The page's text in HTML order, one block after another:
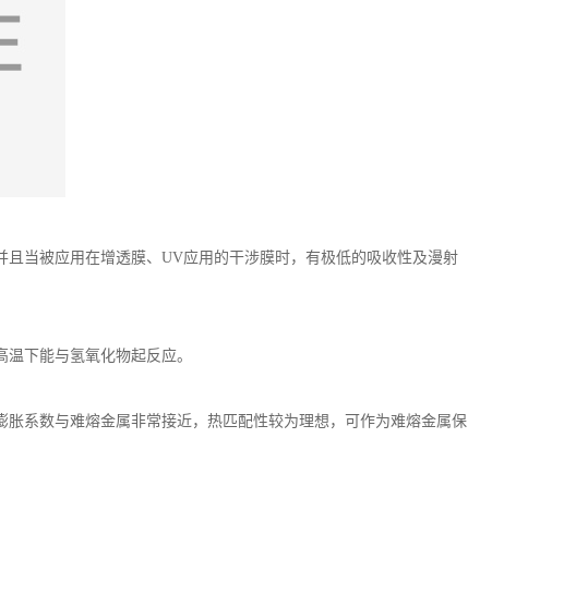
当被应用在增透膜、 UV应用的干涉膜时，有极低的吸收性及漫射
下能与氢氧化物起反应。
系数与难熔金属非常接近，热匹配性较为理想，可作为难熔金属保